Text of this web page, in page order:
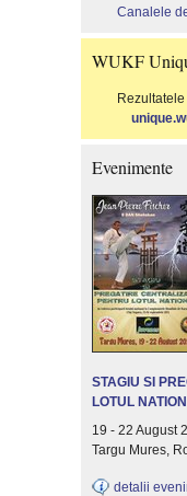
Canalele
WUKF
Evenimente
STAGIU SI
LOTUL
19 - 22 August
Targu Mures,
detalii